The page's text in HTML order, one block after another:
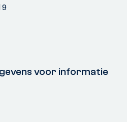
9
voor informatie